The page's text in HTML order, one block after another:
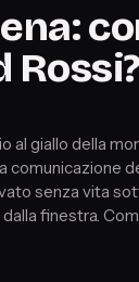
Rossi?
al giallo della
comunicazione
senza vita
finestra.